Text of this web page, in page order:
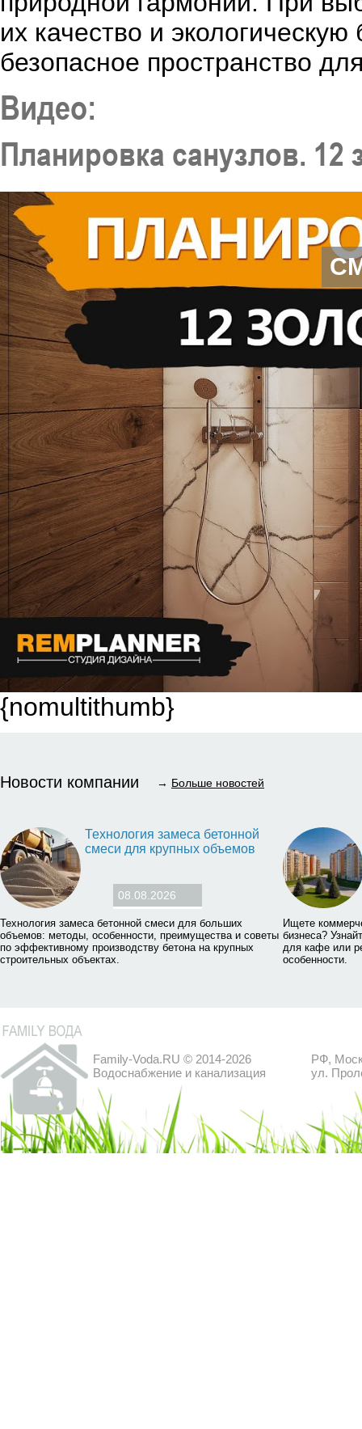
их качество и
безопасное пространство
Видео:
Планировка санузлов. 12
{nomultithumb}
Новости компании → Больше новостей
Технология замеса бетонной
смеси для крупных объемов
08.08.2026
Технология замеса бетонной смеси для больших
объемов: методы, особенности, преимущества и советы
по эффективному производству бетона на крупных
строительных объектах.
Ищете
бизнеса?
для кафе или
особенности.
Family-Voda.RU © 2014-2026
Водоснабжение и канализация
РФ,
ул.